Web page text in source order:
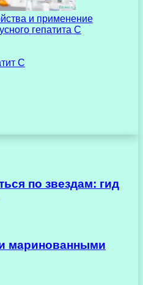
по звездам: гид
маринованными